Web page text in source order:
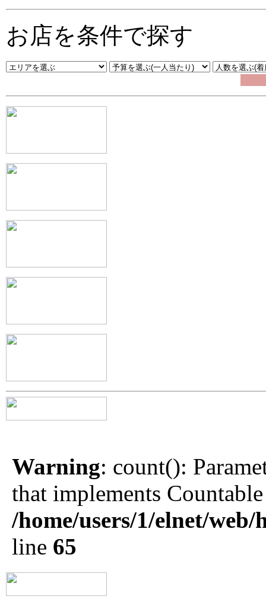
お店を条件で探す
Warning: count():
that implements
/home/users/1/elnet/
line 65